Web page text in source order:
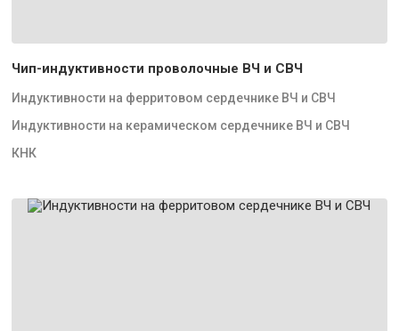
Чип-индуктивности проволочные ВЧ и СВЧ
Индуктивности на ферритовом сердечнике ВЧ и СВЧ
Индуктивности на керамическом сердечнике ВЧ и СВЧ
КНК